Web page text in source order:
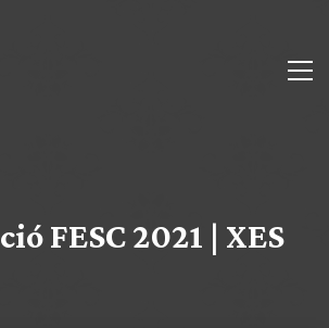
FESC 2021 | XES